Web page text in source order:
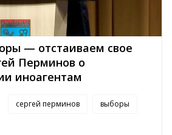
— отстаиваем свое
Перминов о
иноагентам
сергей перминов выборы